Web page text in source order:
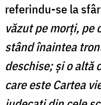
referindu-se la
văzut pe morți, pe
stând înaintea
deschise; și o altă
care este Cartea